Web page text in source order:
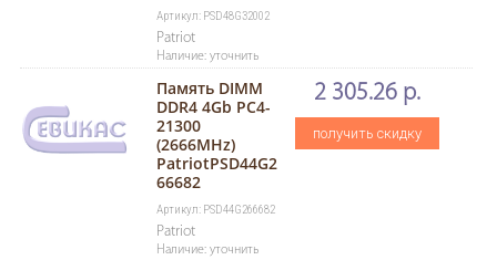
Артикул: PSD48G32002
Patriot
Наличие: уточнить
Память DIMM
DDR4 4Gb PC4-
21300
(2666MHz)
PatriotPSD44G2
66682
Артикул: PSD44G266682
Patriot
Наличие: уточнить
2 305.26 р.
получить скидку